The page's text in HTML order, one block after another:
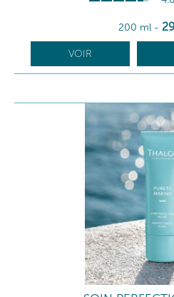
200 ml - 29
VOIR